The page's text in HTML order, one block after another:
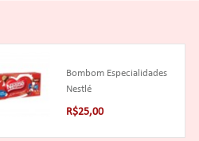
Bombom Especialidades
Nestlé
R$25,00